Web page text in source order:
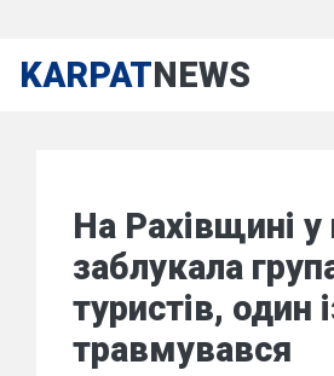
KARPATNEWS
На Рахівщині у
заблукала
туристів, один
травмувався